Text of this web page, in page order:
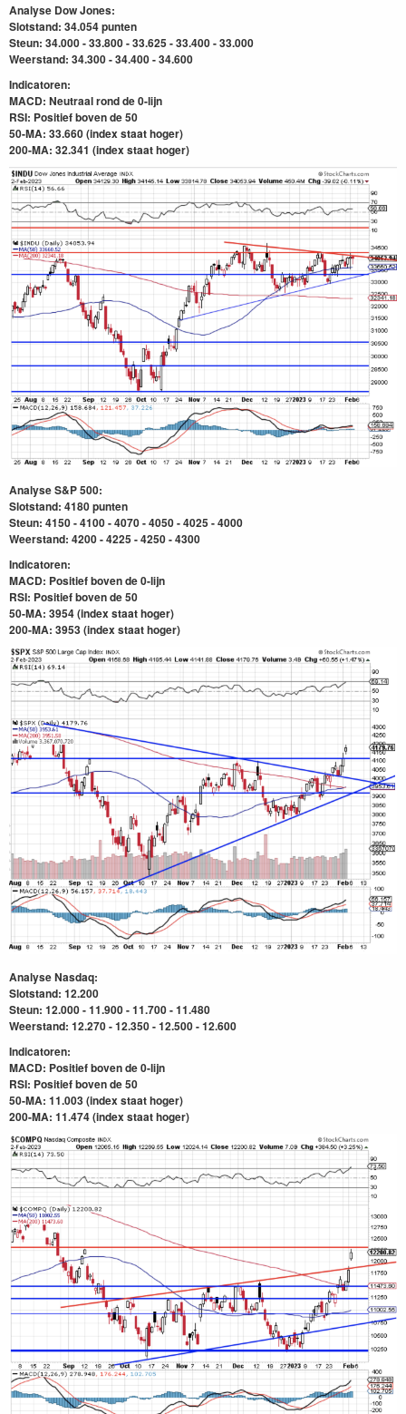
Analyse Dow Jones:
Slotstand: 34.054 punten
Steun: 34.000 - 33.800 - 33.625 - 33.400 - 33.000
Weerstand: 34.300 - 34.400 - 34.600
Indicatoren:
MACD: Neutraal rond de 0-lijn
RSI: Positief boven de 50
50-MA: 33.660 (index staat hoger)
200-MA: 32.341 (index staat hoger)
Analyse S&P 500:
Slotstand: 4180 punten
Steun: 4150 - 4100 - 4070 - 4050 - 4025 - 4000
Weerstand: 4200 - 4225 - 4250 - 4300
Indicatoren:
MACD: Positief boven de 0-lijn
RSI: Positief boven de 50
50-MA: 3954 (index staat hoger)
200-MA: 3953(index staat hoger)
Analyse Nasdaq:
Slotstand: 12.200
Steun: 12.000 - 11.900 - 11.700 - 11.480
Weerstand: 12.270 - 12.350 - 12.500 - 12.600
Indicatoren:
MACD: Positief boven de 0-lijn
RSI: Positief boven de 50
50-MA: 11.003 (index staat hoger)
200-MA: 11.474(index staat hoger)